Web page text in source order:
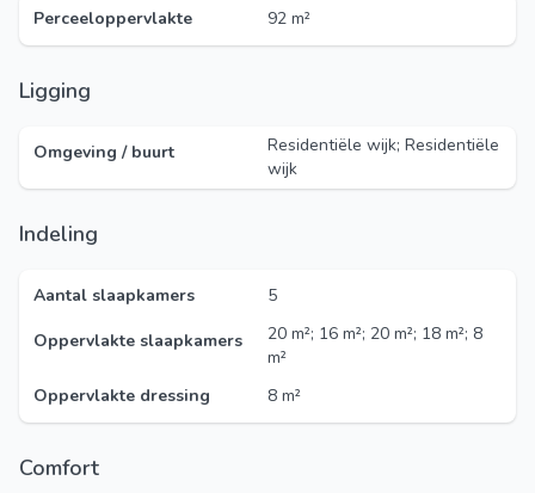
Perceeloppervlakte 92 m²
Ligging
Omgeving / buurt
Residentiële wijk; Residentiële
wijk
Indeling
Aantal slaapkamers
5
Oppervlakte slaapkamers
20 m²; 16 m²; 20 m²; 18 m²; 8
m²
Oppervlakte dressing
8 m²
Comfort